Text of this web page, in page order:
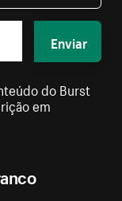
Enviar
do Burst
em